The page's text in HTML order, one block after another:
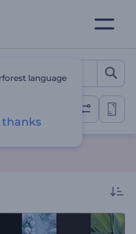
language
thanks